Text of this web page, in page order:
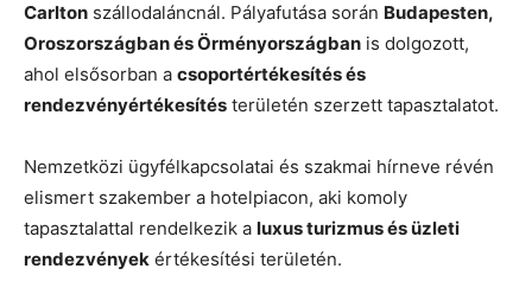
Carlton szállodaláncnál. Pályafutása során Budapesten,
Oroszországban és Örményországban is dolgozott,
ahol elsősorban a csoportértékesítés és
rendezvényértékesítés területén szerzett tapasztalatot.
Nemzetközi ügyfélkapcsolatai és szakmai hírneve révén
elismert szakember a hotelpiacon, aki komoly
tapasztalattal rendelkezik a luxus turizmus és üzleti
rendezvények értékesítési területén.